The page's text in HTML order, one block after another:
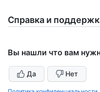
Справка и
Вы нашли что вам
Да Нет